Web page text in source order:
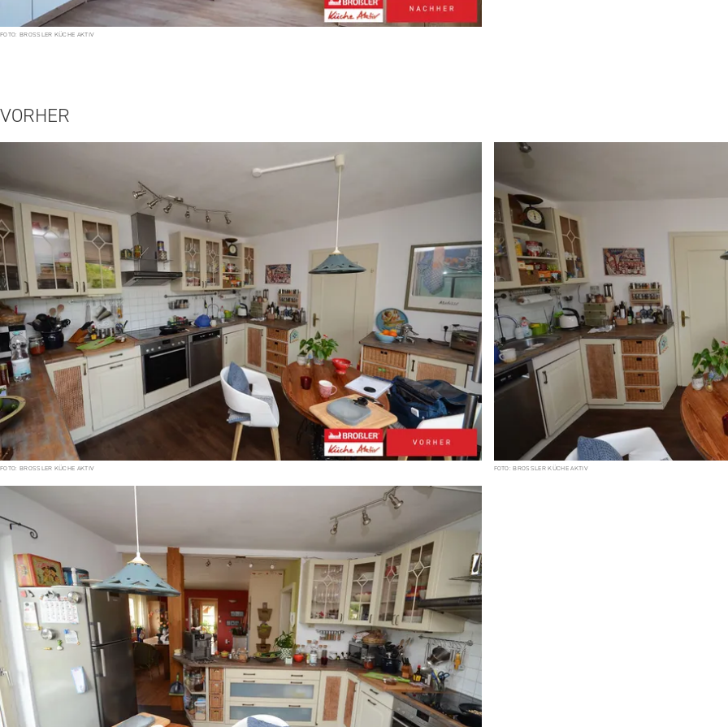
FOTO: BROSSLER KÜCHE AKTIV
VORHER
FOTO: BROSSLER KÜCHE AKTIV FOTO: BROSSLER KÜCHE AKTIV